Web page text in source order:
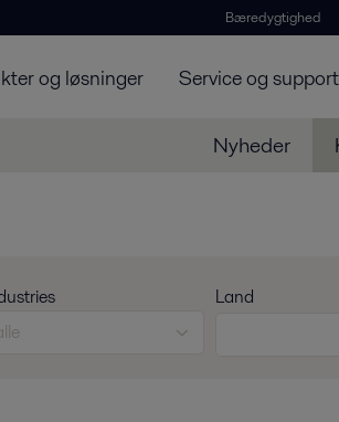
Bæredygtighed
og løsninger Service og support
Nyheder
Land